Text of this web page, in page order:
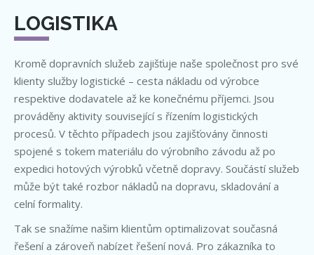
LOGISTIKA
Kromě dopravních služeb zajišťuje naše společnost pro své
klienty služby logistické – cesta nákladu od výrobce
respektive dodavatele až ke konečnému příjemci. Jsou
prováděny aktivity související s řízením logistických
procesů. V těchto případech jsou zajišťovány činnosti
spojené s tokem materiálu do výrobního závodu až po
expedici hotových výrobků včetně dopravy. Součástí služeb
může být také rozbor nákladů na dopravu, skladování a
celní formality.
Tak se snažíme našim klientům optimalizovat současná
řešení a zároveň nabízet řešení nová. Pro zákazníka to